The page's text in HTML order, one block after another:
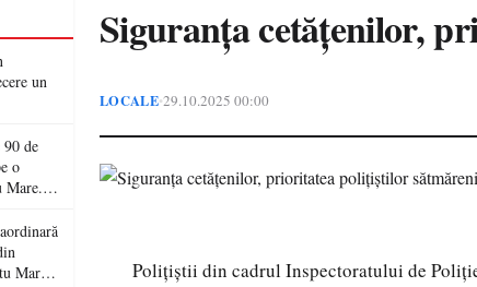
un
de
o
Mare. O
Mare
Siguranța cetățenilor,
LOCALE•29.10.2025 00:00
Polițiștii din cadrul Inspectoratului de